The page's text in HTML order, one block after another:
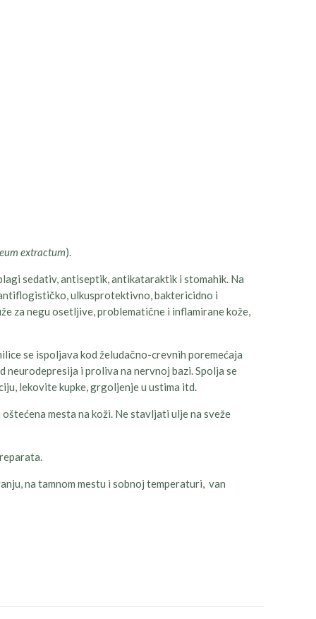
extractum).
sedativ, antiseptik, antikataraktik i stomahik. Na
ulkusprotektivno, baktericidno i
za negu osetljive, problematične i inflamirane kože,
se ispoljava kod želudačno-crevnih poremećaja
i proliva na nervnoj bazi. Spolja se
lekovite kupke, grgoljenje u ustima itd.
mesta na koži. Ne stavljati ulje na sveže
na tamnom mestu i sobnoj temperaturi, van